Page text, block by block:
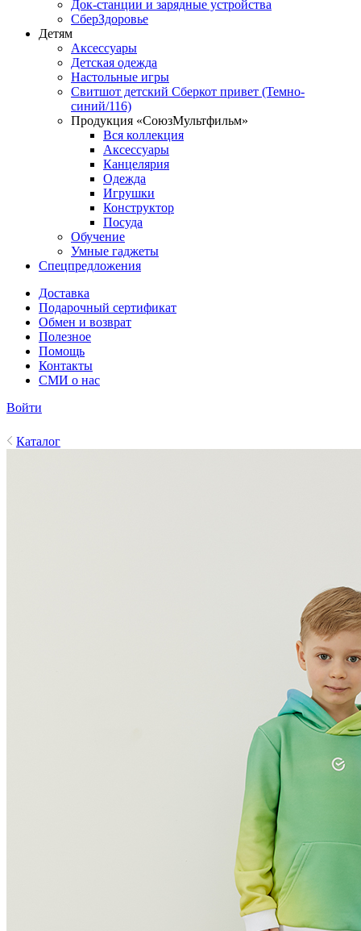
Док-станции и зарядные устройства
СберЗдоровье
Детям
Аксессуары
Детская одежда
Настольные игры
Свитшот детский Сберкот привет (Темно-
синий/116)
Продукция «СоюзМультфильм»
Вся коллекция
Аксессуары
Канцелярия
Одежда
Игрушки
Конструктор
Посуда
Обучение
Умные гаджеты
Спецпредложения
Доставка
Подарочный сертификат
Обмен и возврат
Полезное
Помощь
Контакты
СМИ о нас
Войти
Каталог